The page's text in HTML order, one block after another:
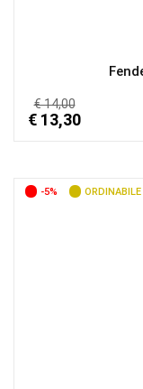
€ 14,00
€ 13,30
-5% ORDINABILE